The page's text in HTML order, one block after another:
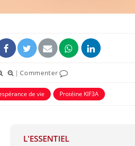
|Commenter
de vie Protéine KIF3A
L'ESSENTIEL
Charge mentale : et si on
Youtube
d'idées reçues chez les
parfois chez les soignants.